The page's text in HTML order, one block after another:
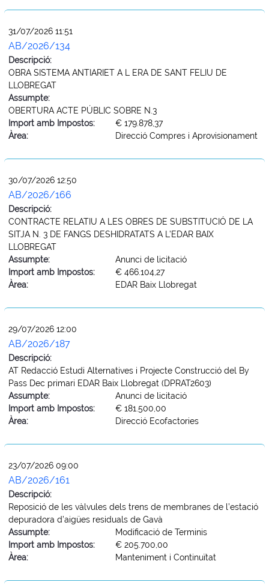
31/07/2026 11:51
AB/2026/134
Descripció:
OBRA SISTEMA ANTIARIET A L ERA DE SANT FELIU DE
LLOBREGAT
Assumpte:
OBERTURA ACTE PÚBLIC SOBRE N.3
Import amb Impostos:
€ 179.878,37
Àrea:
Direcció Compres i Aprovisionament
30/07/2026 12:50
AB/2026/166
Descripció:
CONTRACTE RELATIU A LES OBRES DE SUBSTITUCIÓ DE LA
SITJA N. 3 DE FANGS DESHIDRATATS A L’EDAR BAIX
LLOBREGAT
Assumpte:
Anunci de licitació
Import amb Impostos:
€ 466.104,27
Àrea:
EDAR Baix Llobregat
29/07/2026 12:00
AB/2026/187
Descripció:
AT Redacció Estudi Alternatives i Projecte Construcció del By
Pass Dec primari EDAR Baix Llobregat (DPRAT2603)
Assumpte:
Anunci de licitació
Import amb Impostos:
€ 181.500,00
Àrea:
Direcció Ecofactories
23/07/2026 09:00
AB/2026/161
Descripció:
Reposició de les vàlvules dels trens de membranes de l’estació
depuradora d’aigües residuals de Gavà
Assumpte:
Modificació de Terminis
Import amb Impostos:
€ 205.700,00
Àrea:
Manteniment i Continuïtat